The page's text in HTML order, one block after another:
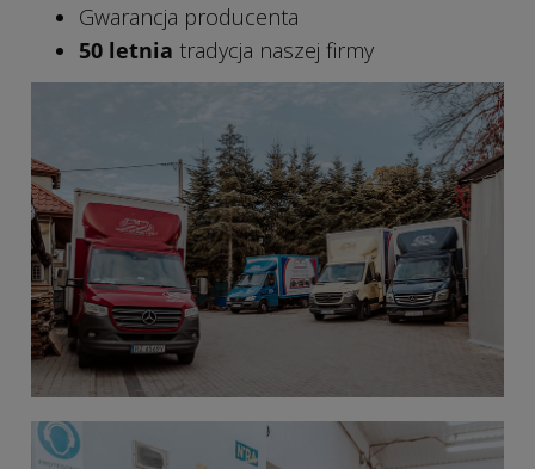
Gwarancja producenta
50 letnia tradycja naszej firmy